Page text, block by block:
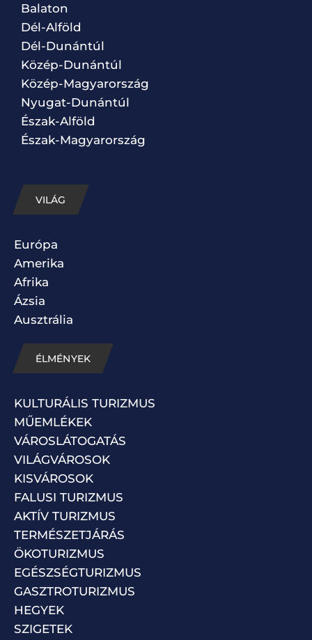
Balaton
Dél-Alföld
Dél-Dunántúl
Közép-Dunántúl
Közép-Magyarország
Nyugat-Dunántúl
Észak-Alföld
Észak-Magyarország
VILÁG
Európa
Amerika
Afrika
Ázsia
Ausztrália
ÉLMÉNYEK
KULTURÁLIS TURIZMUS
MŰEMLÉKEK
VÁROSLÁTOGATÁS
VILÁGVÁROSOK
KISVÁROSOK
FALUSI TURIZMUS
AKTÍV TURIZMUS
TERMÉSZETJÁRÁS
ÖKOTURIZMUS
EGÉSZSÉGTURIZMUS
GASZTROTURIZMUS
HEGYEK
SZIGETEK